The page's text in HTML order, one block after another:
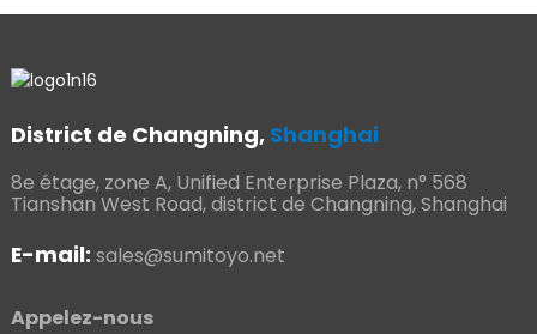
District de Changning, Shanghai
8e étage, zone A, Unified Enterprise Plaza, n° 568
Tianshan West Road, district de Changning, Shanghai
E-mail: sales@sumitoyo.net
Appelez-nous